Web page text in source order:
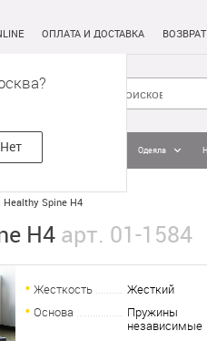
Нет
ОПЛАТА И ДОСТАВКА
белье Одеяла
Healthy Spine H4
H4 арт. 01-1584
Жесткость
Жесткий
Основа
Пружины
независимые